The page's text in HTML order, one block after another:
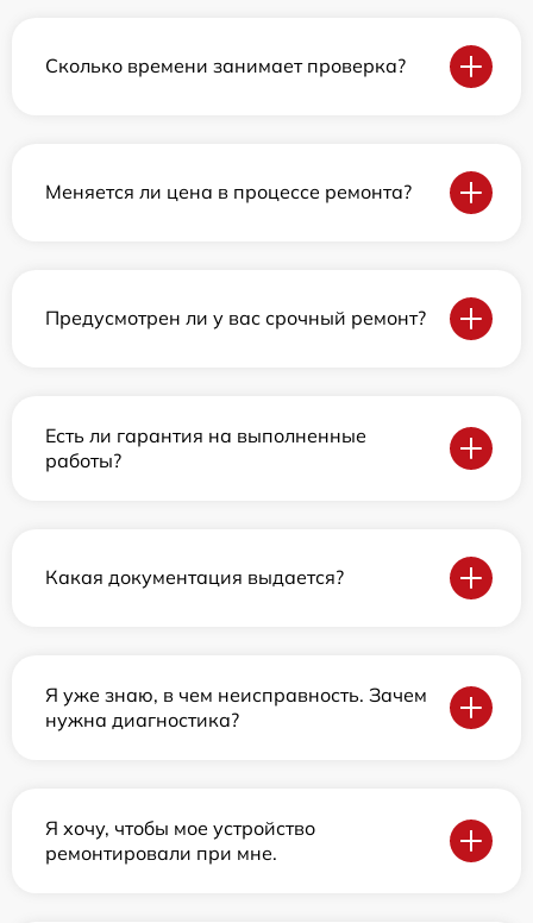
Сколько времени занимает проверка?
Меняется ли цена в процессе ремонта?
Предусмотрен ли у вас срочный ремонт?
Есть ли гарантия на выполненные
работы?
Какая документация выдается?
Я уже знаю, в чем неисправность. Зачем
нужна диагностика?
Я хочу, чтобы мое устройство
ремонтировали при мне.